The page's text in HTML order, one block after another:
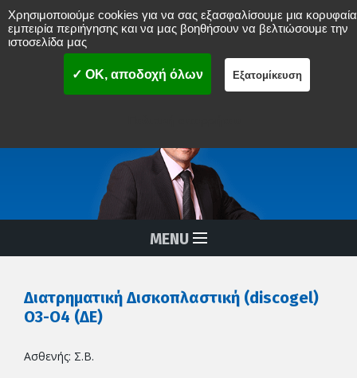
Νικόλαος Δ. Μπενάρδος
ΣΠΟΝΔΥΛΙΚΗΣ ΣΤΗΛΗΣ
MISS
(Ελάχιστα επεμβατική χειρουργική σπονδυλικής στήλης)
Διαδερμικές Αναίμακτες Επεμβάσεις Σπονδυλικής Στήλης
MENU
Διατρηματική Δισκοπλαστική (discogel)
Ο3-Ο4 (ΔΕ)
Ασθενής: Σ.Β.
Χρησιμοποιούμε cookies για να σας εξασφαλίσουμε μια κορυφαία
εμπειρία περιήγησης και να μας βοηθήσουν να βελτιώσουμε την
ιστοσελίδα μας
✓ OK, αποδοχή όλων Εξατομίκευση